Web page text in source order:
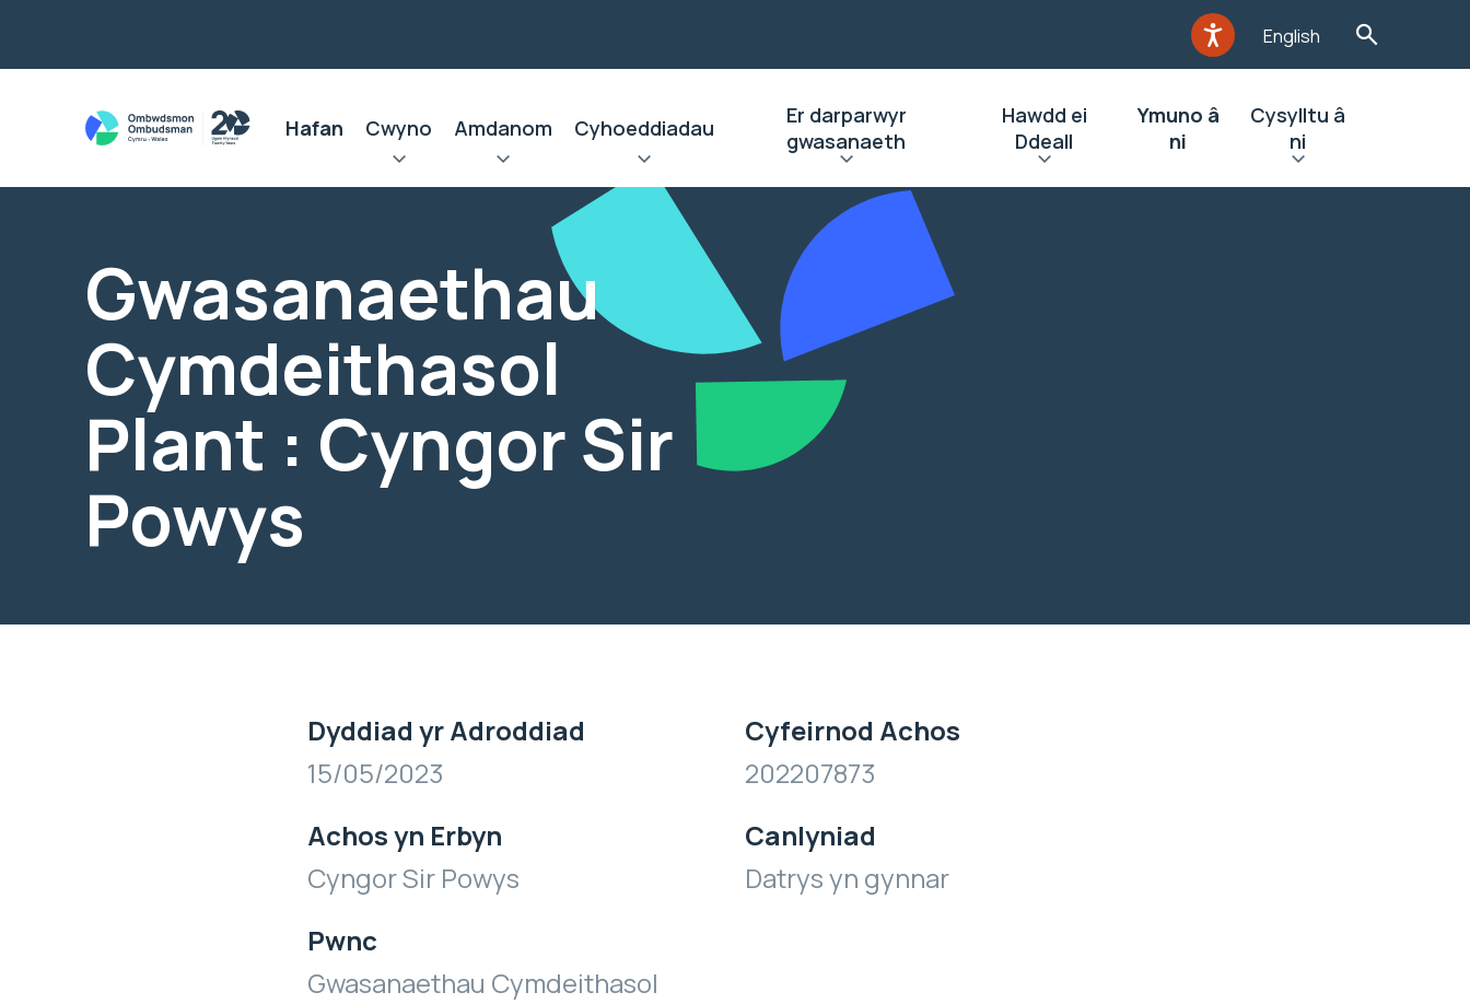
English
Hafan Cwyno Amdanom Cyhoeddiadau
Er darparwyr
gwasanaeth
Hawdd ei
Ddeall
Ymuno â
ni
Cysylltu â
ni
Gwasanaethau
Cymdeithasol
Plant : Cyngor Sir
Powys
Dyddiad yr Adroddiad
15/05/2023
Achos yn Erbyn
Cyngor Sir Powys
Pwnc
Gwasanaethau Cymdeithasol
Cyfeirnod Achos
202207873
Canlyniad
Datrys yn gynnar